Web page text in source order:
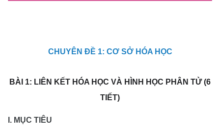
CHUYÊN ĐỀ 1: CƠ SỞ HÓA HỌC
BÀI 1: LIÊN KẾT HÓA HỌC VÀ HÌNH HỌC PHÂN TỬ (6
TIẾT)
I. MỤC TIÊU